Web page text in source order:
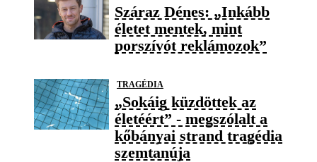
Száraz Dénes: „Inkább
életet mentek, mint
porszívót reklámozok”
TRAGÉDIA
„Sokáig küzdöttek az
életéért” - megszólalt a
kőbányai strand tragédia
szemtanúja